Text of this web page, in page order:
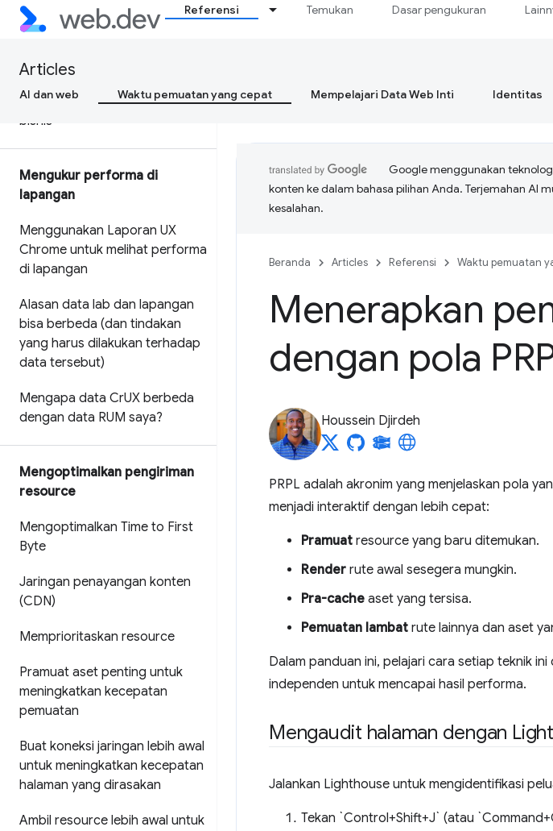
Referensi Temukan Dasar pengukuran
Articles
AI dan web Waktu pemuatan yang cepat Mempelajari Data Web Inti Identitas
Alur kerja Data Web Inti dengan
untuk pengambil keputusan
bisnis
Mengukur performa di
lapangan
Menggunakan Laporan UX
Chrome untuk melihat performa
di lapangan
Alasan data lab dan lapangan
bisa berbeda (dan tindakan
yang harus dilakukan terhadap
data tersebut)
Mengapa data CrUX berbeda
dengan data RUM saya?
Mengoptimalkan pengiriman
resource
Mengoptimalkan Time to First
Byte
Jaringan penayangan konten
(CDN)
Memprioritaskan resource
Pramuat aset penting untuk
meningkatkan kecepatan
pemuatan
Buat koneksi jaringan lebih awal
untuk meningkatkan kecepatan
halaman yang dirasakan
Ambil resource lebih awal untuk
Google menggunakan
konten ke dalam bahasa pilihan Anda. Terjemahan AI
kesalahan.
Beranda Articles Referensi Waktu pemuatan
Menerapkan
dengan pola
Houssein Djirdeh
PRPL adalah akronim yang menjelaskan pola
menjadi interaktif dengan lebih cepat:
Pramuat resource yang baru ditemukan.
Render rute awal sesegera mungkin.
Pra-cache aset yang tersisa.
Pemuatan lambat rute lainnya dan aset
Dalam panduan ini, pelajari cara setiap teknik
independen untuk mencapai hasil performa.
Mengaudit halaman dengan
Jalankan Lighthouse untuk mengidentifikasi
Tekan `Control+Shift+J` (atau